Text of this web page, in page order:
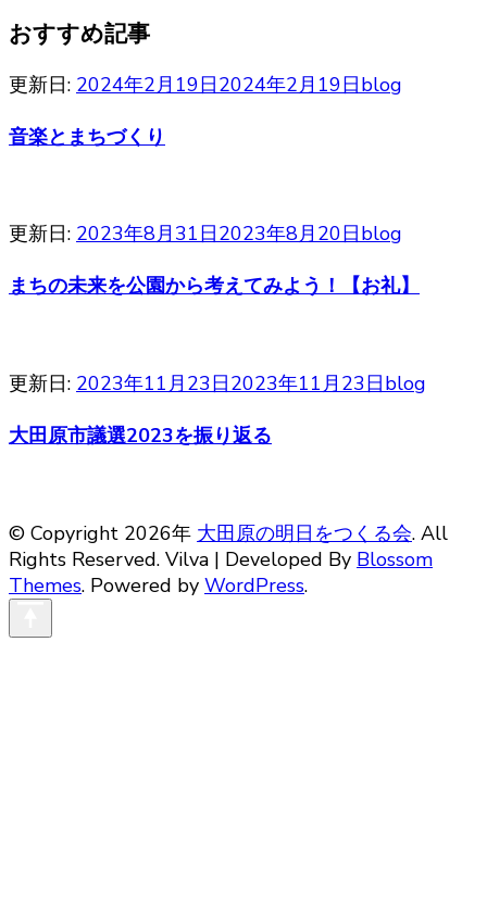
おすすめ記事
更新日: 2024年2月19日2024年2月19日blog
音楽とまちづくり
更新日: 2023年8月31日2023年8月20日blog
まちの未来を公園から考えてみよう！【お礼】
更新日: 2023年11月23日2023年11月23日blog
大田原市議選2023を振り返る
© Copyright 2026年 大田原の明日をつくる会. All
Rights Reserved. Vilva | Developed By Blossom
Themes. Powered by WordPress.